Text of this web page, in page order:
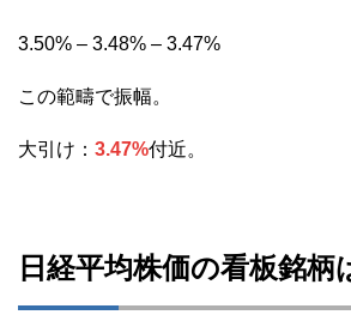
3.50% – 3.48% – 3.47%
この範疇で振幅。
大引け： 3.47%付近。
日経平均株価の看板銘柄